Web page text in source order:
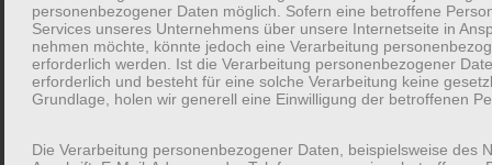
Über die Autorin
personenbezogener Daten möglich. Sofern eine betroffene
Services unseres Unternehmens über unsere Internetseite in
nehmen möchte, könnte jedoch eine Verarbeitung
erforderlich werden. Ist die Verarbeitung personenbezogener
erforderlich und besteht für eine solche Verarbeitung keine
Grundlage, holen wir generell eine Einwilligung der betroffenen
Die Verarbeitung personenbezogener Daten, beispielsweise des